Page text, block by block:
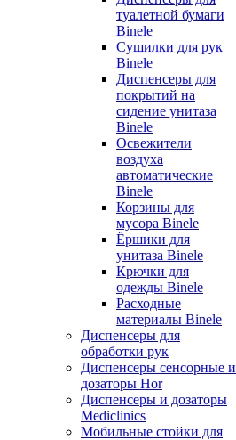
туалетной бумаги
Binele
Сушилки для рук
Binele
Диспенсеры для
покрытий на
сидение унитаза
Binele
Освежители
воздуха
автоматические
Binele
Корзины для
мусора Binele
Ёршики для
унитаза Binele
Крючки для
одежды Binele
Расходные
материалы Binele
Диспенсеры для
обработки рук
Диспенсеры сенсорные и
дозаторы Hor
Диспенсеры и дозаторы
Mediclinics
Мобильные стойки для